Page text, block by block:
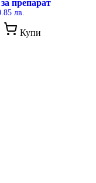
препарат
лв.
Купи